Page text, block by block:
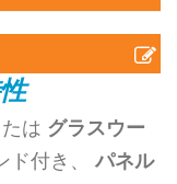
は グラスウー
付き、
パネル